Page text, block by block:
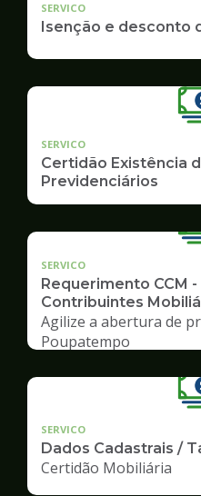
SERVICO
Isenção e desconto
SERVICO
Certidão Existência
Previdenciários
SERVICO
Requerimento CCM
Contribuintes
Agilize a abertura de
Poupatempo
SERVICO
Dados Cadastrais /
Certidão Mobiliária